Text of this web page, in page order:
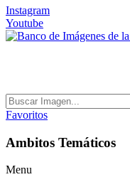
Instagram
Youtube
Favoritos
Ambitos Temáticos
Menu